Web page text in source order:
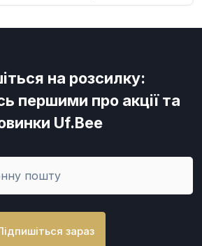
на розсилку:
першими про акції та
Uf.Bee
зараз